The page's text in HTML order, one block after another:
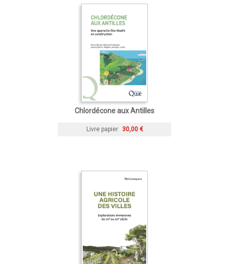
Chlordécone aux Antilles
Livre papier 30,00 €